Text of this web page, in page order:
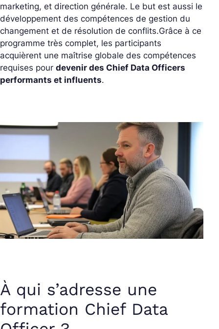
marketing, et direction générale. Le but est aussi le
développement des compétences de gestion du
changement et de résolution de conflits.Grâce à ce
programme très complet, les participants
acquièrent une maîtrise globale des compétences
requises pour devenir des Chief Data Officers
performants et influents.
À qui s’adresse une
formation Chief Data